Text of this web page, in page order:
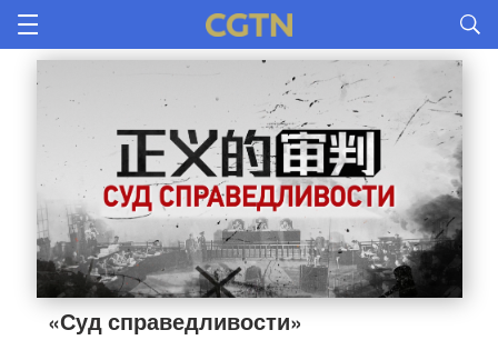
«Суд справедливости»